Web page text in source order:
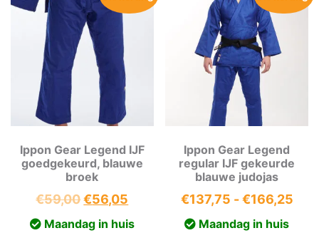
Ippon Gear Legend IJF
goedgekeurd, blauwe
broek
€59,00Oorspronkelijke
prijs
€56,05
prijs
Maandag in huis
Ippon Gear Legend
regular IJF gekeurde
blauwe judojas
€137,75 - €166,25
Maandag in huis